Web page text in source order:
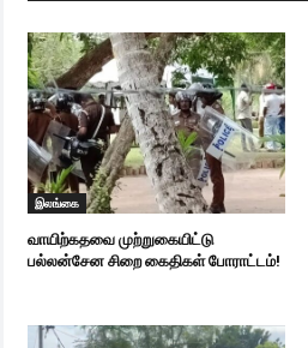
இலங்கை
வாயிற்கதவை முற்றுகையிட்டு
பல்லன்சேன சிறை கைதிகள் போராட்டம்!